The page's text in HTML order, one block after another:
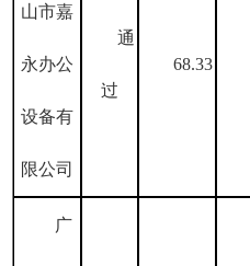
山市嘉
永办公
设备有
限公司
通
过
68.33
广